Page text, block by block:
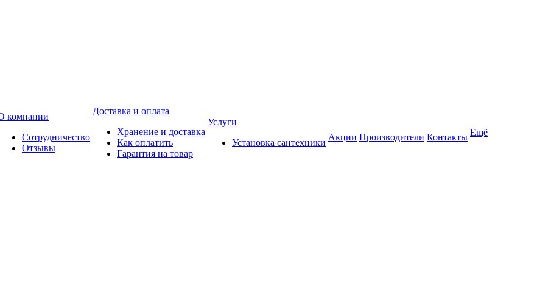
компании
Сотрудничество
Отзывы
Доставка и оплата
Хранение и доставка
Как оплатить
Гарантия на товар
Услуги
Установка сантехники
Акции Производители Контакты Ещё